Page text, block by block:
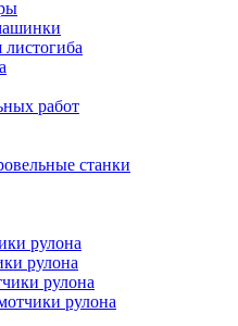
работ
станки
рулона
рулона
рулона
рулона